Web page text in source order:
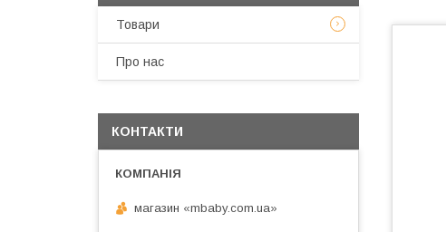
Товари
Про нас
КОНТАКТИ
магазин «mbaby.com.ua»